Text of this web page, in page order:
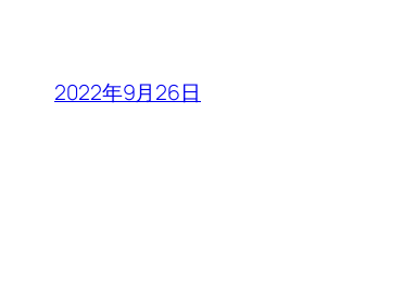
2022年9月26日